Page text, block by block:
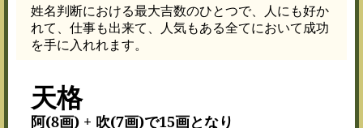
姓名判断における最大吉数のひとつで、人にも好か
れて、仕事も出来て、人気もある全てにおいて成功
を手に入れれます。
天格
阿(8画) + 吹(7画)で15画となり